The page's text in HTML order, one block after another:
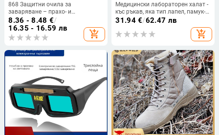
868 Защитни очила за
заваряване – прахо- и
ударозащита, PC плоски лещи, 2
мм, черна рамка
8.36 - 8.48 €/
16.35 - 16.59 лв
add_shopping_cart
Медицински лабораторен халат -
къс ръкав, яка тип лапел, памук-
полиестер плат, влагоотводящ
31.94€/62.47 лв
add_shopping_cart